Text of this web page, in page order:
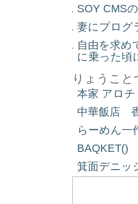
SOY CMS
妻にプログ
自由を求め
に乗った頃
りょうこ
本家 アロチ
中華飯店
らーめん一
BAQKET()
箕面デニッ